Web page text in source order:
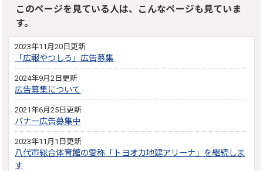
このページを見ている人は、こんなページも見ていま
す。
2023年11月20日更新
「広報やつしろ」広告募集
2024年9月2日更新
広告募集について
2021年6月25日更新
バナー広告募集中
2023年11月1日更新
八代市総合体育館の愛称「トヨオカ地建アリーナ」を継続しま
す